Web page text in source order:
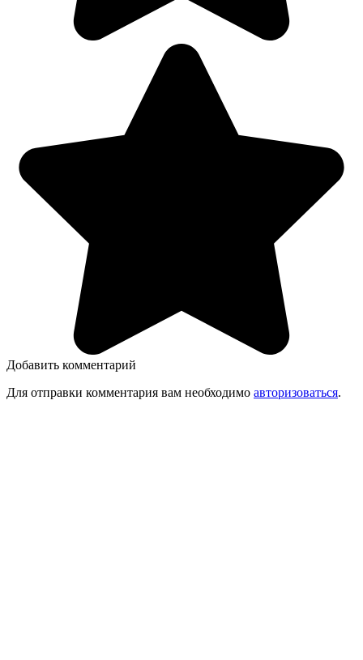
Добавить комментарий
Для отправки комментария вам необходимо авторизоваться.